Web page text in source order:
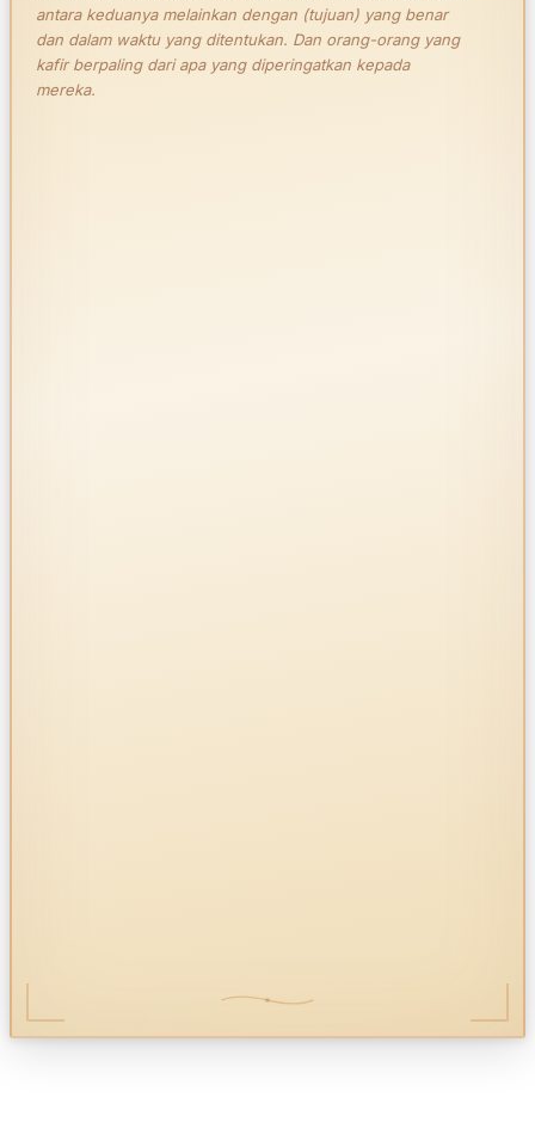
antara keduanya melainkan dengan (tujuan) yang benar
dan dalam waktu yang ditentukan. Dan orang-orang yang
kafir berpaling dari apa yang diperingatkan kepada
mereka.